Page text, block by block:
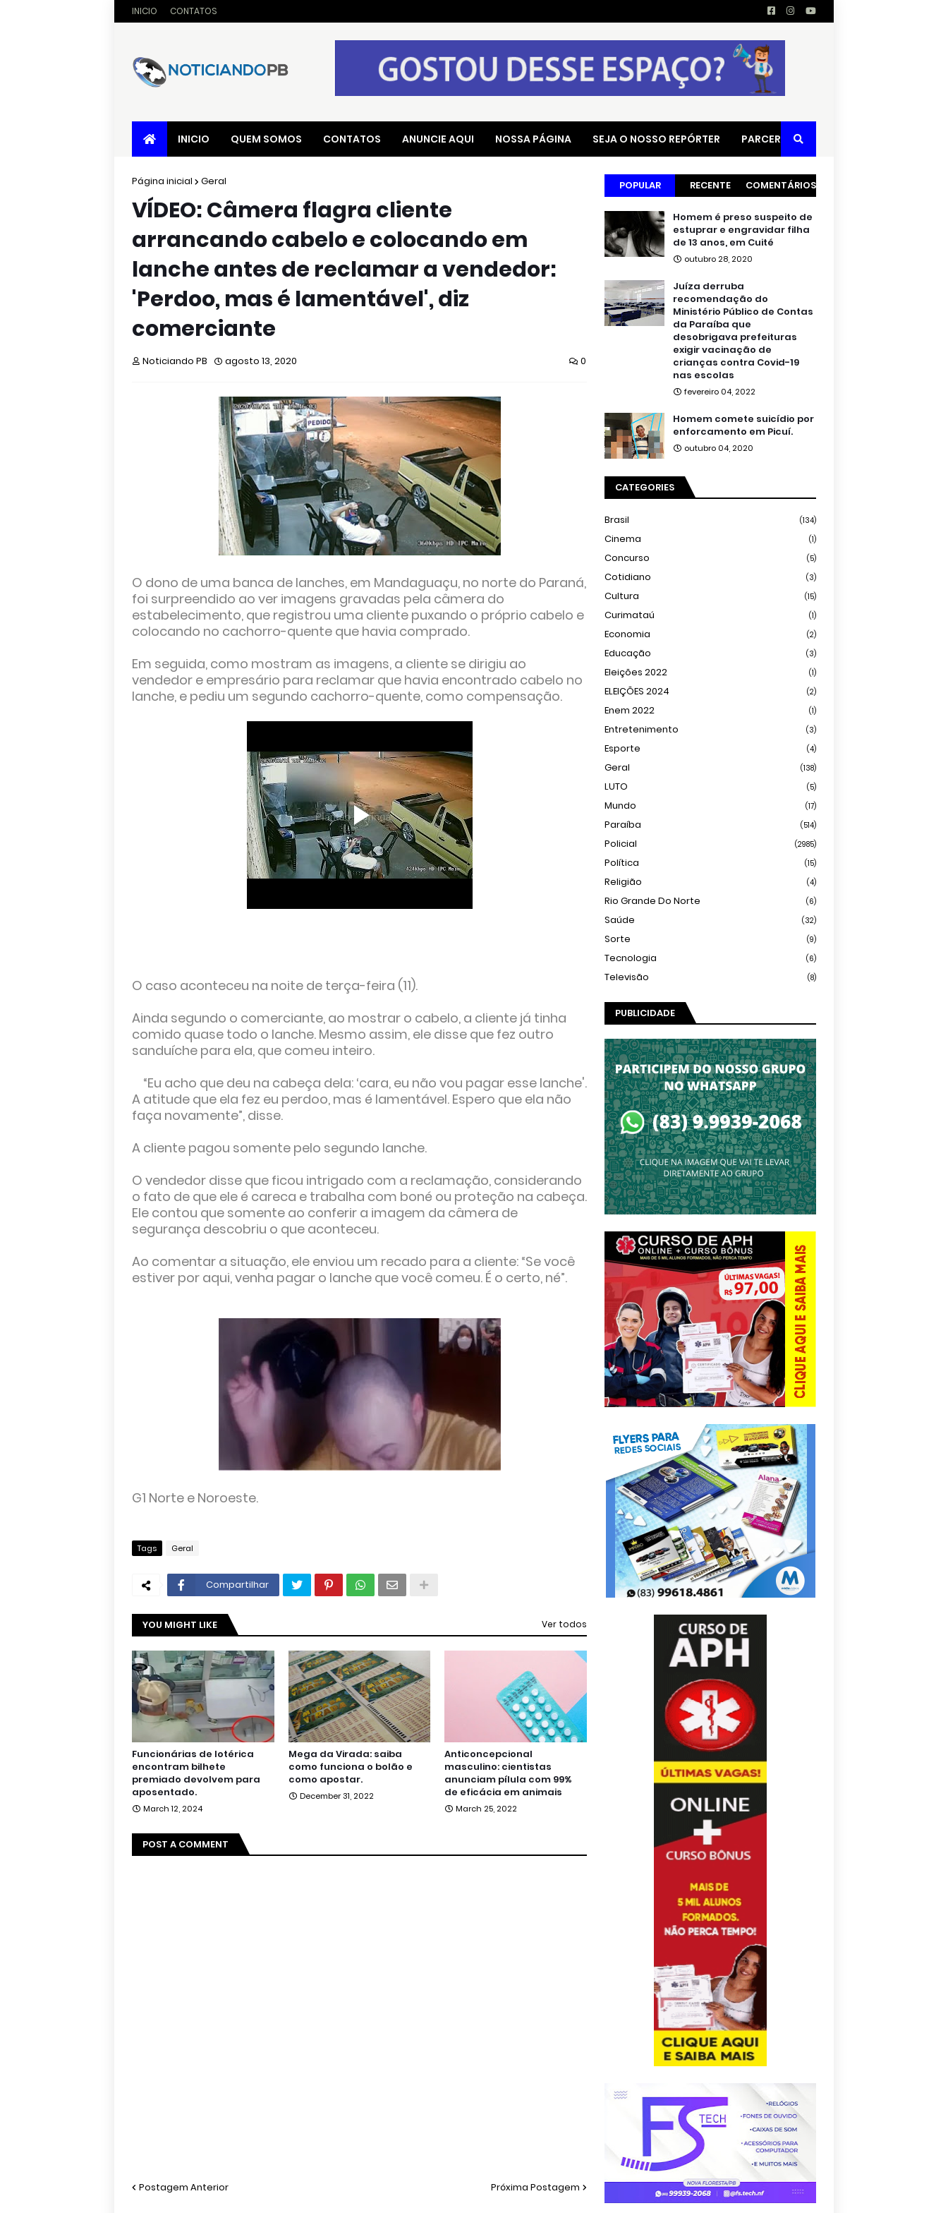
INICIO CONTATOS
INICIO QUEM SOMOS CONTATOS ANUNCIE AQUI NOSSA PÁGINA SEJA O NOSSO REPÓRTER PARCERIAS
Página inicial Geral
VÍDEO: Câmera flagra cliente
arrancando cabelo e colocando em
lanche antes de reclamar a vendedor:
'Perdoo, mas é lamentável', diz
comerciante
Noticiando PB agosto 13, 2020 0
O dono de uma banca de lanches, em Mandaguaçu, no norte do Paraná,
foi surpreendido ao ver imagens gravadas pela câmera do
estabelecimento, que registrou uma cliente puxando o próprio cabelo e
colocando no cachorro-quente que havia comprado.
Em seguida, como mostram as imagens, a cliente se dirigiu ao
vendedor e empresário para reclamar que havia encontrado cabelo no
lanche, e pediu um segundo cachorro-quente, como compensação.
O caso aconteceu na noite de terça-feira (11).
Ainda segundo o comerciante, ao mostrar o cabelo, a cliente já tinha
comido quase todo o lanche. Mesmo assim, ele disse que fez outro
sanduíche para ela, que comeu inteiro.
“Eu acho que deu na cabeça dela: ‘cara, eu não vou pagar esse lanche'.
A atitude que ela fez eu perdoo, mas é lamentável. Espero que ela não
faça novamente”, disse.
A cliente pagou somente pelo segundo lanche.
O vendedor disse que ficou intrigado com a reclamação, considerando
o fato de que ele é careca e trabalha com boné ou proteção na cabeça.
Ele contou que somente ao conferir a imagem da câmera de
segurança descobriu o que aconteceu.
Ao comentar a situação, ele enviou um recado para a cliente: “Se você
estiver por aqui, venha pagar o lanche que você comeu. É o certo, né”.
G1 Norte e Noroeste.
Tags Geral
Compartilhar
YOU MIGHT LIKE Ver todos
Funcionárias de lotérica
encontram bilhete
premiado devolvem para
aposentado.
March 12, 2024
Mega da Virada: saiba
como funciona o bolão e
como apostar.
December 31, 2022
Anticoncepcional
masculino: cientistas
anunciam pílula com 99%
de eficácia em animais
March 25, 2022
POST A COMMENT
Postagem Anterior Próxima Postagem
POPULAR RECENTE COMENTÁRIOS
Homem é preso suspeito de
estuprar e engravidar filha
de 13 anos, em Cuité
outubro 28, 2020
Juíza derruba
recomendação do
Ministério Público de Contas
da Paraíba que
desobrigava prefeituras
exigir vacinação de
crianças contra Covid-19
nas escolas
fevereiro 04, 2022
Homem comete suicídio por
enforcamento em Picuí.
outubro 04, 2020
CATEGORIES
Brasil (134)
Cinema (1)
Concurso (5)
Cotidiano (3)
Cultura (15)
Curimataú (1)
Economia (2)
Educação (3)
Eleições 2022 (1)
ELEIÇÕES 2024 (2)
Enem 2022 (1)
Entretenimento (3)
Esporte (4)
Geral (138)
LUTO (5)
Mundo (17)
Paraíba (514)
Policial (2985)
Política (15)
Religião (4)
Rio Grande Do Norte (6)
Saúde (32)
Sorte (9)
Tecnologia (6)
Televisão (8)
PUBLICIDADE